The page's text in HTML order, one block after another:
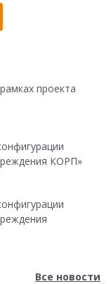
проекта
КОРП»
Все новости